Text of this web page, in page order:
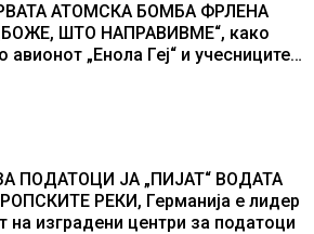
АТОМСКА БОМБА ФРЛЕНА
ШТО НАПРАВИВМЕ“, како
„Енола Геј“ и учесниците
ПОДАТОЦИ ЈА „ПИЈАТ“ ВОДАТА
РЕКИ, Германија е лидер
на изградени центри за податоци